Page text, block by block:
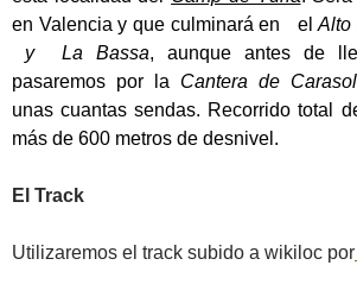
en Valencia y que culminará en elAlto
y La Bassa, aunque antes de
pasaremos por la Cantera de
unas cuantas sendas. Recorrido total
más de 600 metros de desnivel.
El Track
Utilizaremos el track subido a wikiloc por